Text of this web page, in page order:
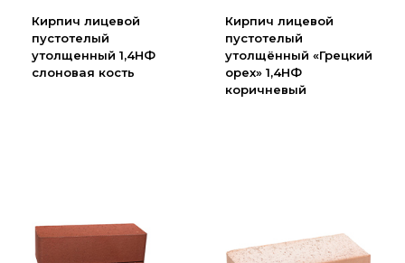
Личный кабинет
Корзина
Кирпич лицевой
пустотелый
утолщенный 1,4НФ
слоновая кость
Кирпич лицевой
пустотелый
утолщённый «Грецкий
орех» 1,4НФ
коричневый